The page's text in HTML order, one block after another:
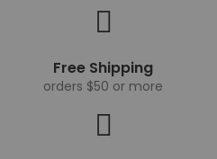
Free Shipping
orders $50 or more